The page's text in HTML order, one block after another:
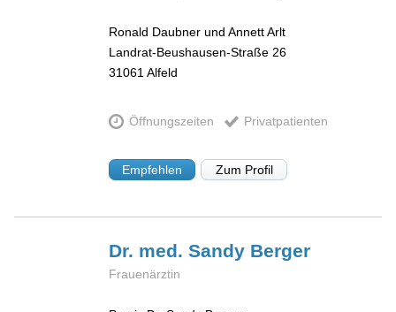
Ronald Daubner und Annett Arlt
Landrat-Beushausen-Straße 26
31061 Alfeld
Öffnungszeiten Privatpatienten
Empfehlen Zum Profil
Dr. med. Sandy Berger
Frauenärztin